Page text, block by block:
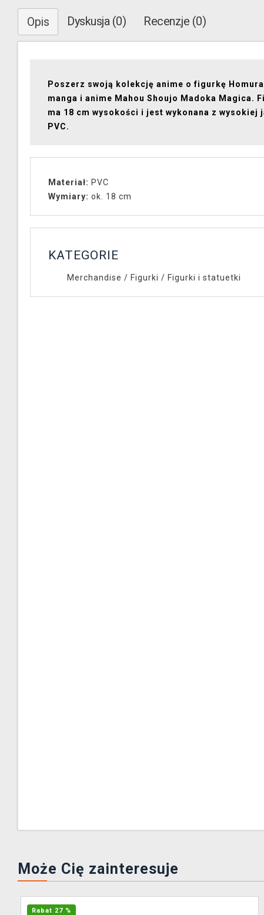
Opis Dyskusja (0) Recenzje (0)
Poszerz swoją kolekcję anime o figurkę
manga i anime Mahou Shoujo Madoka Magica.
ma 18 cm wysokości i jest wykonana z wysokiej
PVC.
Materiał: PVC
Wymiary: ok. 18 cm
KATEGORIE
Merchandise / Figurki / Figurki i statuetki
Może Cię zainteresuje
Rabat 27 %